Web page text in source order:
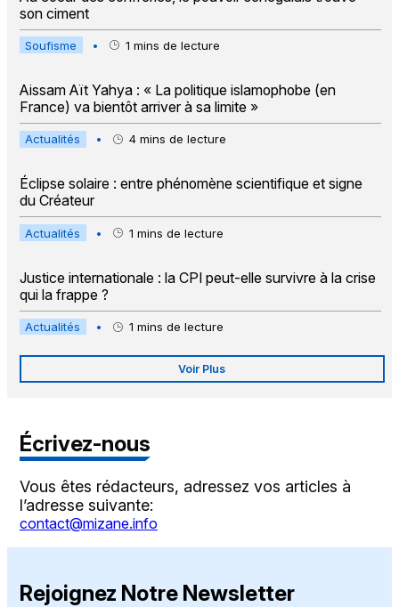
son ciment
Soufisme • 1 mins de lecture
Aissam Aït Yahya : « La politique islamophobe (en
France) va bientôt arriver à sa limite »
Actualités • 4 mins de lecture
Éclipse solaire : entre phénomène scientifique et signe
du Créateur
Actualités • 1 mins de lecture
Justice internationale : la CPI peut-elle survivre à la crise
qui la frappe ?
Actualités • 1 mins de lecture
Voir Plus
Écrivez-nous
Vous êtes rédacteurs, adressez vos articles à
l’adresse suivante:
contact@mizane.info
Rejoignez Notre Newsletter